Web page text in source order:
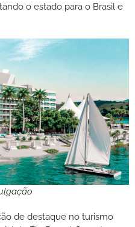
o estado para o Brasil e
de destaque no turismo